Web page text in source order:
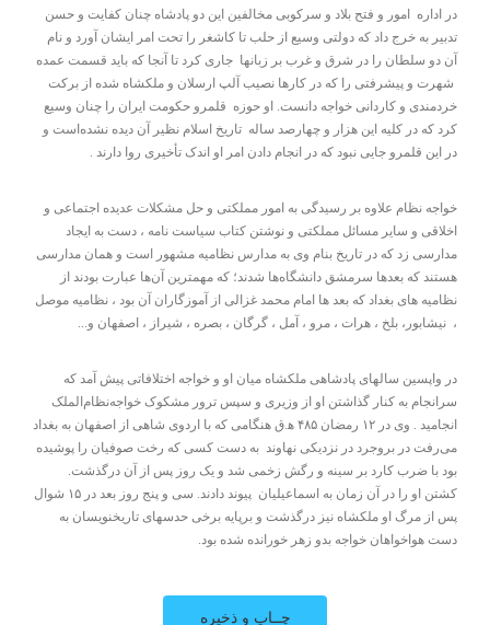
در اداره امور و فتح بلاد و سرکوبی مخالفین این دو پادشاه چنان کفایت و حسن
تدبیر به خرج داد که دولتی وسیع از حلب تا کاشغر را تحت امر ایشان آورد و نام
آن دو سلطان را در شرق و غرب بر زبانها جاری کرد تا آنجا که باید قسمت عمده
شهرت و پیشرفتی را که در کارها نصیب آلپ ارسلان و ملکشاه شده از برکت
خردمندی و کاردانی خواجه دانست. او حوزه قلمرو حکومت ایران را چنان وسیع
کرد که در کلیه این هزار و چهارصد ساله تاریخ اسلام نظیر آن دیده نشده‌است و
در این قلمرو جایی نبود که در انجام دادن امر او اندک تأخیری روا دارند .
خواجه نظام علاوه بر رسیدگی به امور مملکتی و حل مشکلات عدیده اجتماعی و
اخلاقی و سایر مسائل مملکتی و نوشتن کتاب سیاست نامه ، دست به ایجاد
مدارسی زد که در تاریخ بنام وی به مدارس نظامیه مشهور است و همان مدارسی
هستند که بعدها سرمشق دانشگاه‌ها شدند؛ که مهمترین آن‌ها عبارت بودند از
نظامیه ‌های بغداد که بعد ها امام محمد غزالی از آموزگاران آن بود ، نظامیه موصل
، نیشابور، بلخ ، هرات ، مرو ، آمل ، گرگان ، بصره ، شیراز ، اصفهان و...
در واپسین سالهای پادشاهی ملکشاه میان او و خواجه اختلافاتی پیش آمد که
سرانجام به کنار گذاشتن او از وزیری و سپس ترور مشکوک خواجه‌نظام‌الملک
انجامید . وی در ۱۲ رمضان ۴۸۵ ه‍.ق هنگامی که با اردوی شاهی از اصفهان به بغداد
می‌رفت در بروجرد در نزدیکی نهاوند به دست کسی که رخت صوفیان را پوشیده
بود با ضرب کارد بر سینه و رگش زخمی شد و یک روز پس از آن درگذشت.
کشتن او را در آن زمان به اسماعیلیان پیوند دادند. سی و پنج روز بعد در ۱۵ شوال
پس از مرگ او ملکشاه نیز درگذشت و برپایه برخی حدسهای تاریخنویسان به
دست هواخواهان خواجه بدو زهر خورانده شده بود.